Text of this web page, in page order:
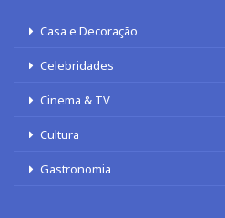
Casa e Decoração
Celebridades
Cinema & TV
Cultura
Gastronomia